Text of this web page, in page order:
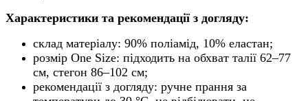
Характеристики та рекомендації з догляду:
склад матеріалу: 90% поліамід, 10% еластан;
розмір One Size: підходить на обхват талії 62–77
см, стегон 86–102 см;
рекомендації з догляду: ручне прання за